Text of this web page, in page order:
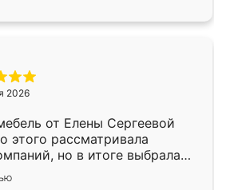
2026
от Елены Сергеевой
этого рассматривала
но в итоге выбрала
условия, потом
всё спокойно объяснил